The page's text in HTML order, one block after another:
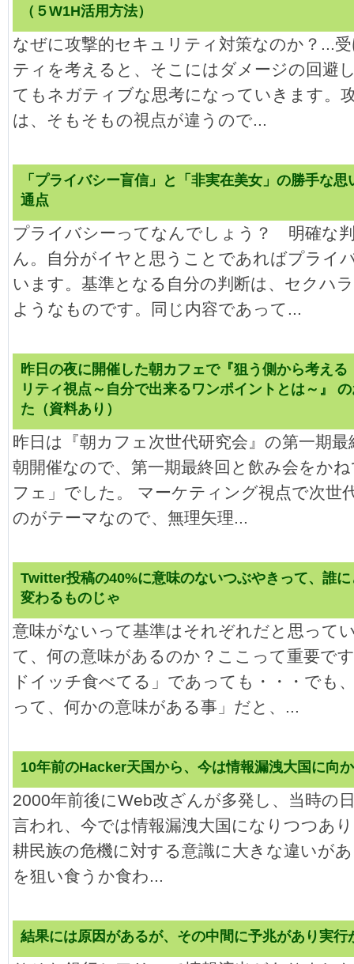
（５W1H活用方法）
なぜに攻撃的セキュリティ対策なのか？...
ティを考えると、そこにはダメージの回避
てもネガティブな思考になっていきます。
は、そもそもの視点が違うので...
「プライバシー盲信」と「非実在美女」の勝手な
通点
プライバシーってなんでしょう？ 明確な
ん。自分がイヤと思うことであればプライ
います。基準となる自分の判断は、セクハ
ようなものです。同じ内容であって...
昨日の夜に開催した朝カフェで『狙う側から考え
リティ視点～自分で出来るワンポイントとは～』
た（資料あり）
昨日は『朝カフェ次世代研究会』の第一期
朝開催なので、第一期最終回と飲み会をか
フェ」でした。 マーケティング視点で次世
のがテーマなので、無理矢理...
Twitter投稿の40%に意味のないつぶやきって、誰
変わるものじゃ
意味がないって基準はそれぞれだと思って
て、何の意味があるのか？ここって重要で
ドイッチ食べてる」であっても・・・でも
って、何かの意味がある事」だと、...
10年前のHacker天国から、今は情報漏洩大国に向
2000年前後にWeb改ざんが多発し、当時の
言われ、今では情報漏洩大国になりつつあ
耕民族の危機に対する意識に大きな違いが
を狙い食うか食わ...
結果には原因があるが、その中間に予兆があり実行